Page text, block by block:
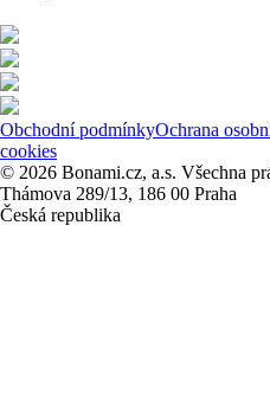
Obchodní podmínkyOchrana
cookies
© 2026 Bonami.cz, a.s. Všechna
Thámova 289/13, 186 00 Praha
Česká republika